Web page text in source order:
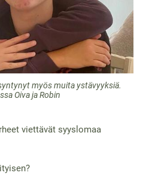
myös muita ystävyyksiä.
Oiva ja Robin
viettävät syyslomaa